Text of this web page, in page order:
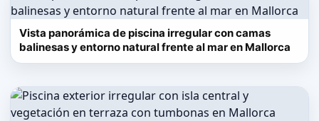
Vista panorámica de piscina irregular con camas
balinesas y entorno natural frente al mar en Mallorca